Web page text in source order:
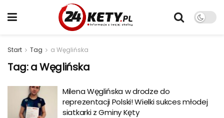
Start Tag a Węglińska
Tag:a Węglińska
Milena Węglińska w drodze do
reprezentacji Polski! Wielki sukces młodej
siatkarki z Gminy Kęty